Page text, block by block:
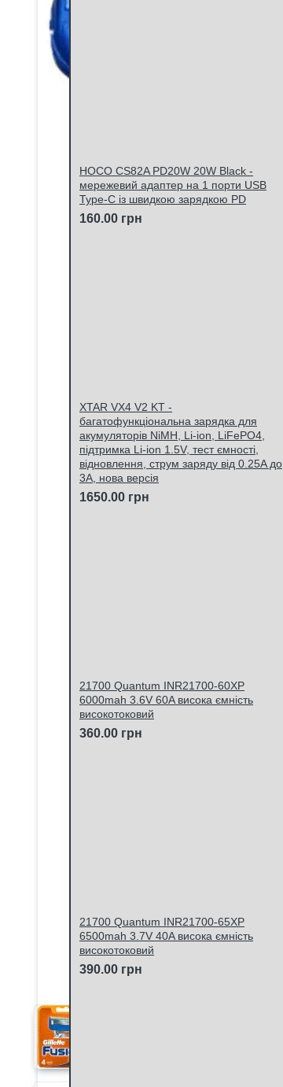
HOCO CS82A PD20W 20W Black -
мережевий адаптер на 1 порти USB
Type-C із швидкою зарядкою PD
160.00 грн
XTAR VX4 V2 KT -
багатофункціональна зарядка для
акумуляторів NiMH, Li-ion, LiFePO4,
підтримка Li-ion 1.5V, тест ємності,
відновлення, струм заряду від 0.25A до
3A, нова версія
1650.00 грн
21700 Quantum INR21700-60XP
6000mah 3.6V 60A висока ємність
високотоковий
360.00 грн
21700 Quantum INR21700-65XP
6500mah 3.7V 40A висока ємність
високотоковий
390.00 грн